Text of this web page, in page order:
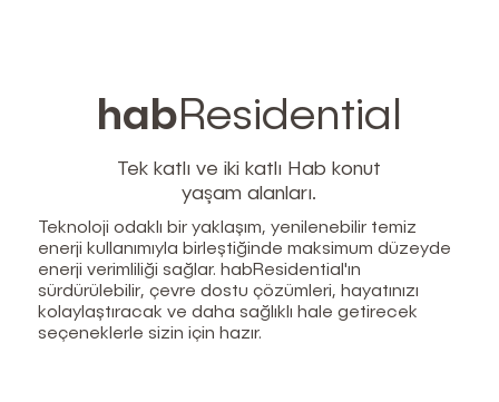
habResidential
Tek katlı ve iki katlı Hab konut
yaşam alanları.
Teknoloji odaklı bir yaklaşım, yenilenebilir temiz
enerji kullanımıyla birleştiğinde maksimum düzeyde
enerji verimliliği sağlar. habResidential'ın
sürdürülebilir, çevre dostu çözümleri, hayatınızı
kolaylaştıracak ve daha sağlıklı hale getirecek
seçeneklerle sizin için hazır.